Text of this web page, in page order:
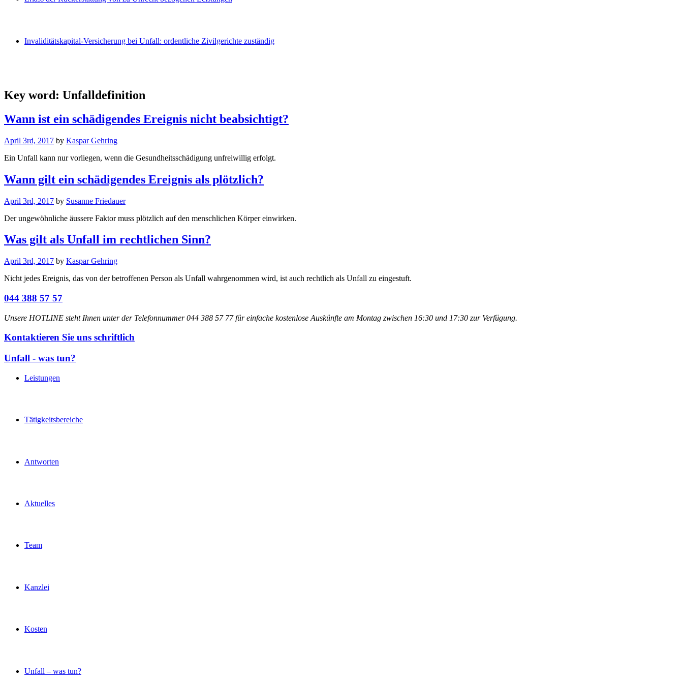
Invaliditätskapital-Versicherung bei Unfall: ordentliche Zivilgerichte zuständig
Key word: Unfalldefinition
Wann ist ein schädigendes Ereignis nicht beabsichtigt?
April 3rd, 2017 by Kaspar Gehring
Ein Unfall kann nur vorliegen, wenn die Gesundheitsschädigung unfreiwillig erfolgt.
Wann gilt ein schädigendes Ereignis als plötzlich?
April 3rd, 2017 by Susanne Friedauer
Der ungewöhnliche äussere Faktor muss plötzlich auf den menschlichen Körper einwirken.
Was gilt als Unfall im rechtlichen Sinn?
April 3rd, 2017 by Kaspar Gehring
Nicht jedes Ereignis, das von der betroffenen Person als Unfall wahrgenommen wird, ist auch rechtlich als Unfall zu eingestuft.
044 388 57 57
Unsere HOTLINE steht Ihnen unter der Telefonnummer 044 388 57 77 für einfache kostenlose Auskünfte am Montag zwischen 16:30 und 17:30 zur Verfügung.
Kontaktieren Sie uns schriftlich
Unfall - was tun?
Leistungen
Tätigkeitsbereiche
Antworten
Aktuelles
Team
Kanzlei
Kosten
Unfall – was tun?